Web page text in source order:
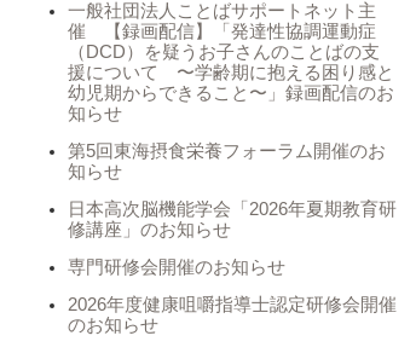
一般社団法人ことばサポートネット主
催 【録画配信】「発達性協調運動症
（DCD）を疑うお子さんのことばの支
援について 〜学齢期に抱える困り感と
幼児期からできること〜」録画配信のお
知らせ
第5回東海摂食栄養フォーラム開催のお
知らせ
日本高次脳機能学会「2026年夏期教育研
修講座」のお知らせ
専門研修会開催のお知らせ
2026年度健康咀嚼指導士認定研修会開催
のお知らせ